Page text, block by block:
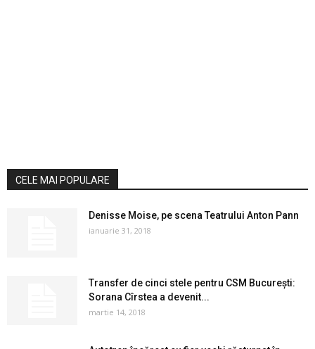
CELE MAI POPULARE
Denisse Moise, pe scena Teatrului Anton Pann
ianuarie 31, 2018
Transfer de cinci stele pentru CSM București:
Sorana Cîrstea a devenit...
martie 14, 2018